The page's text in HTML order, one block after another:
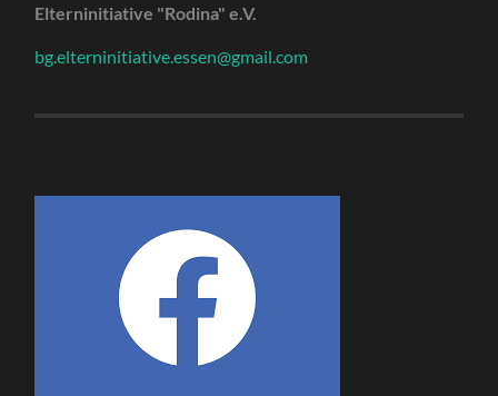
Elterninitiative "Rodina" e.V.
bg.elterninitiative.essen@gmail.com